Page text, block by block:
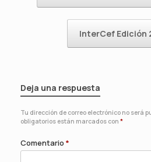
InterCef Edición
Deja una respuesta
Tu dirección de correo electrónico no será
obligatorios están marcados con *
Comentario *